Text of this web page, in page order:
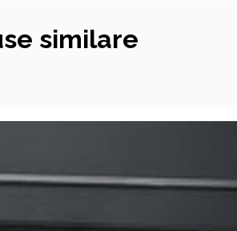
similare